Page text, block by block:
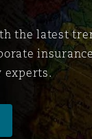
the latest
experts.